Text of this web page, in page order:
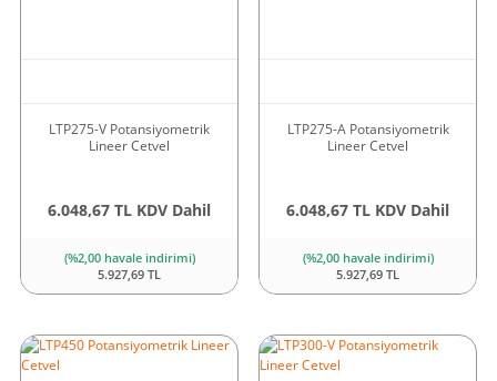
LTP275-V Potansiyometrik
Lineer Cetvel
6.048,67 TL KDV Dahil
(%2,00 havale indirimi)
5.927,69 TL
LTP275-A Potansiyometrik
Lineer Cetvel
6.048,67 TL KDV Dahil
(%2,00 havale indirimi)
5.927,69 TL